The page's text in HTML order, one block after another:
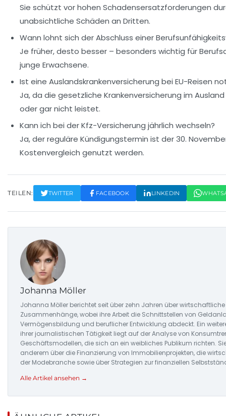
Sie schützt vor hohen Schadensersatzforderungen
unabsichtliche Schäden an Dritten.
Wann lohnt sich der Abschluss einer
Je früher, desto besser – besonders wichtig für
junge Erwachsene.
Ist eine Auslandskrankenversicherung bei EU-Reisen
Ja, da die gesetzliche Krankenversicherung im
oder gar nicht leistet.
Kann ich bei der Kfz-Versicherung jährlich wechseln?
Ja, der reguläre Kündigungstermin ist der 30.
Kostenvergleich genutzt werden.
TEILEN: TWITTER FACEBOOK LINKEDIN
Johanna Möller
Johanna Möller berichtet seit über zehn Jahren über wirtschaftliche
Zusammenhänge, wobei ihre Arbeit die Schnittstellen von
Vermögensbildung und beruflicher Entwicklung abdeckt. Ein
ihrer journalistischen Tätigkeit liegt auf der Analyse von
Geschäftsmodellen, die sich an ein weibliches Publikum richten.
anderem über die Finanzierung von Immobilienprojekten, die
der Modebranche sowie über Strategien zur finanziellen
Alle Artikel ansehen →